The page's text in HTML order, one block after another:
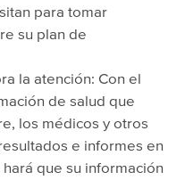
para tomar
su plan de
la atención: Con el
de salud que
los médicos y otros
e informes en
que su información